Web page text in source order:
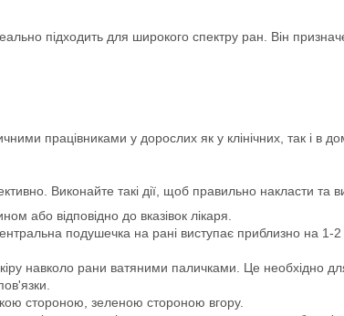
підходить для широкого спектру ран. Він
працівниками у дорослих як у клінічних, так і в
Виконайте такі дії, щоб правильно накласти та
або відповідно до вказівок лікаря.
подушечка на рані виступає приблизно на 1-
навколо рани ватяними паличками. Це необхідно
стороною, зеленою стороною вгору.